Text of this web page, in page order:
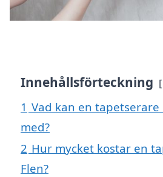
Innehållsförteckning
1 Vad kan en
med?
2 Hur mycket kostar en
Flen?